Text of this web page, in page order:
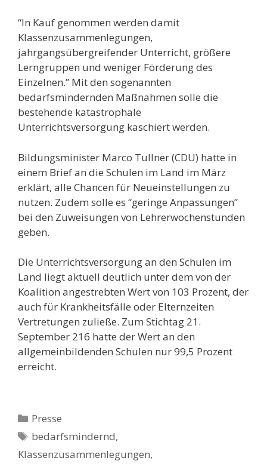
“In Kauf genommen werden damit
Klassenzusammenlegungen,
jahrgangsübergreifender Unterricht, größere
Lerngruppen und weniger Förderung des
Einzelnen.” Mit den sogenannten
bedarfsmindernden Maßnahmen solle die
bestehende katastrophale
Unterrichtsversorgung kaschiert werden.
Bildungsminister Marco Tullner (CDU) hatte in
einem Brief an die Schulen im Land im März
erklärt, alle Chancen für Neueinstellungen zu
nutzen. Zudem solle es “geringe Anpassungen”
bei den Zuweisungen von Lehrerwochenstunden
geben.
Die Unterrichtsversorgung an den Schulen im
Land liegt aktuell deutlich unter dem von der
Koalition angestrebten Wert von 103 Prozent, der
auch für Krankheitsfälle oder Elternzeiten
Vertretungen zuließe. Zum Stichtag 21.
September 216 hatte der Wert an den
allgemeinbildenden Schulen nur 99,5 Prozent
erreicht.
Kategorien
Presse
Schlagwörter
bedarfsmindernd,
Klassenzusammenlegungen,